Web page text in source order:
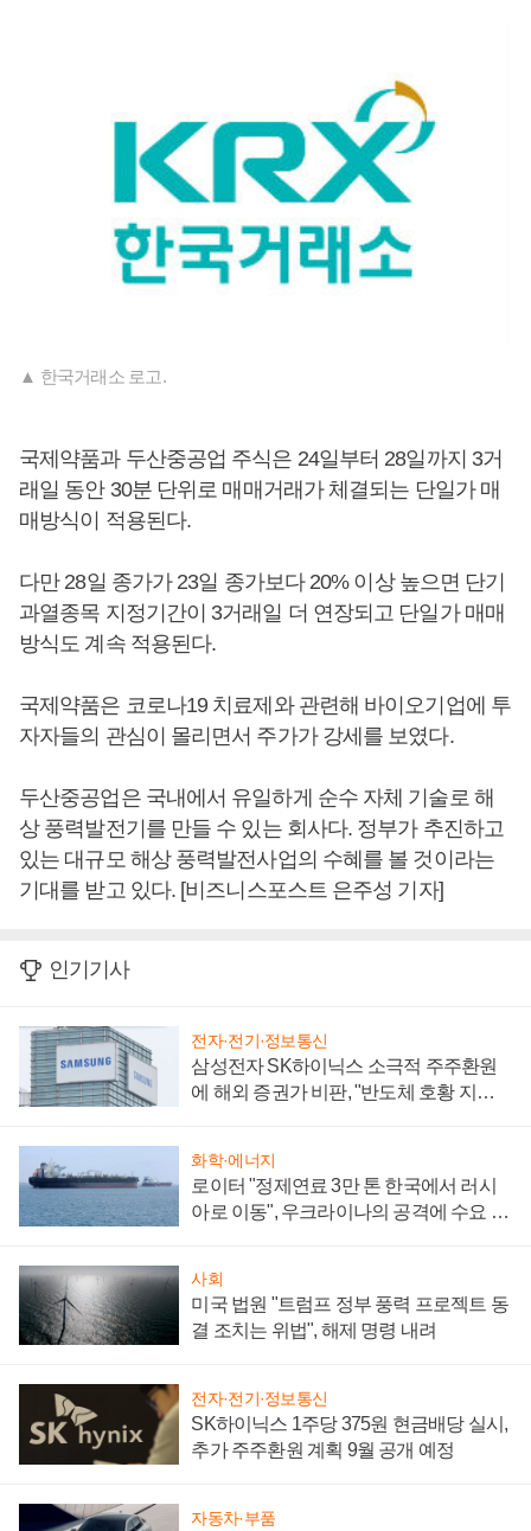
▲ 한국거래소 로고.
국제약품과 두산중공업 주식은 24일부터 28일까지 3거
래일 동안 30분 단위로 매매거래가 체결되는 단일가 매
매방식이 적용된다.
다만 28일 종가가 23일 종가보다 20% 이상 높으면 단기
과열종목 지정기간이 3거래일 더 연장되고 단일가 매매
방식도 계속 적용된다.
국제약품은 코로나19 치료제와 관련해 바이오기업에 투
자자들의 관심이 몰리면서 주가가 강세를 보였다.
두산중공업은 국내에서 유일하게 순수 자체 기술로 해
상 풍력발전기를 만들 수 있는 회사다. 정부가 추진하고
있는 대규모 해상 풍력발전사업의 수혜를 볼 것이라는
기대를 받고 있다. [비즈니스포스트 은주성 기자]
인기기사
전자·전기·정보통신
삼성전자 SK하이닉스 소극적 주주환원
에 해외 증권가 비판, "반도체 호황 지속
화학·에너지
로이터 "정제연료 3만 톤 한국에서 러시
아로 이동", 우크라이나의 공격에 수요 늘
사회
미국 법원 "트럼프 정부 풍력 프로젝트 동
결 조치는 위법", 해제 명령 내려
전자·전기·정보통신
SK하이닉스 1주당 375원 현금배당 실시,
추가 주주환원 계획 9월 공개 예정
자동차·부품